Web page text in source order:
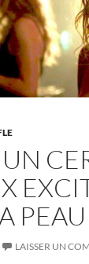
LAISSER UN